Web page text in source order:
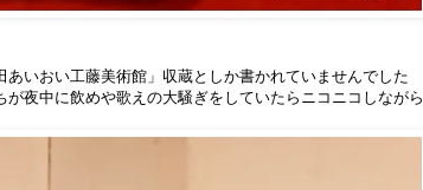
いおい工藤美術館」収蔵としか書かれていませんでした
夜中に飲めや歌えの大騒ぎをしていたらニコニコしながら